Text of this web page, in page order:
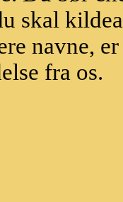
skal
navne,
fra os.